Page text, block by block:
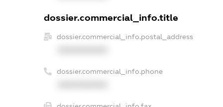
dossier.commercial_info.title
dossier.commercial_info.postal_address
dossier.commercial_info.phone